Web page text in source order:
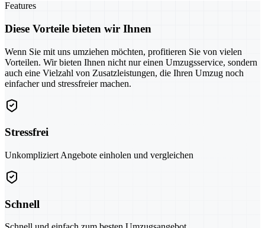
Features
Diese Vorteile bieten wir Ihnen
Wenn Sie mit uns umziehen möchten, profitieren Sie von vielen
Vorteilen. Wir bieten Ihnen nicht nur einen Umzugsservice, sondern
auch eine Vielzahl von Zusatzleistungen, die Ihren Umzug noch
einfacher und stressfreier machen.
Stressfrei
Unkompliziert Angebote einholen und vergleichen
Schnell